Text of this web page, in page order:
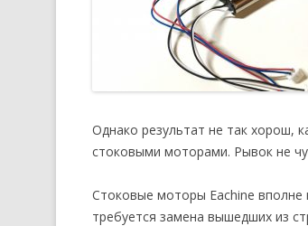
Однако результат не так хорош,
стоковыми моторами. Рывок не
Стоковые моторы Eachine вполне
требуется замена вышедших из